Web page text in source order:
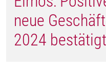
neue
2024 bestätigt